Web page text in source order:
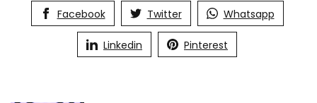
Facebook Twitter Whatsapp
Linkedin Pinterest